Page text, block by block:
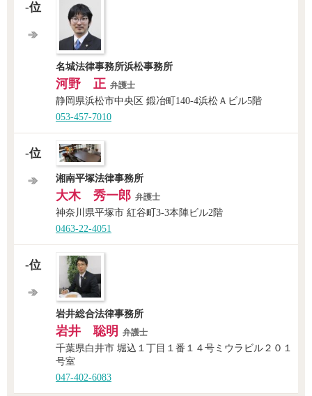
-位
名城法律事務所浜松事務所
河野 正 弁護士
静岡県浜松市中央区 鍛冶町140-4浜松Ａビル5階
053-457-7010
-位
湘南平塚法律事務所
大木 秀一郎 弁護士
神奈川県平塚市 紅谷町3-3本陣ビル2階
0463-22-4051
-位
岩井総合法律事務所
岩井 聡明 弁護士
千葉県白井市 堀込１丁目１番１４号ミウラビル２０１
号室
047-402-6083